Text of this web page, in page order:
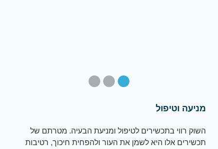
מניעה וטיפול
השוק רווי בתכשירים לטיפול ומניעת הבעיה. מטרתם של
תכשירים אלו היא לשמן את העור ולהפחית חיכוך, רטיבות